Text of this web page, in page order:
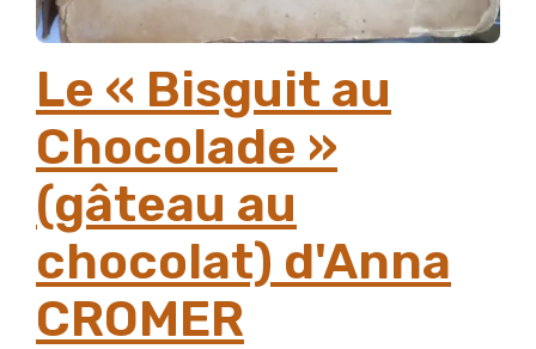
Le « Bisguit au
Chocolade »
(gâteau au
chocolat) d'Anna
CROMER